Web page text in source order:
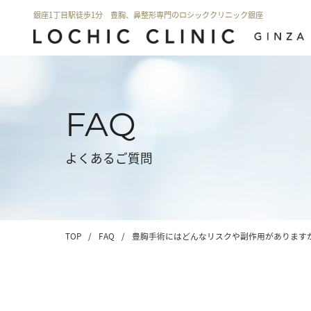
銀座1丁目駅徒歩1分 豊胸、鼻整形専門のロシッククリニック銀座
FAQ
よくあるご質問
TOP / FAQ / 豊胸手術にはどんなリスクや副作用があります